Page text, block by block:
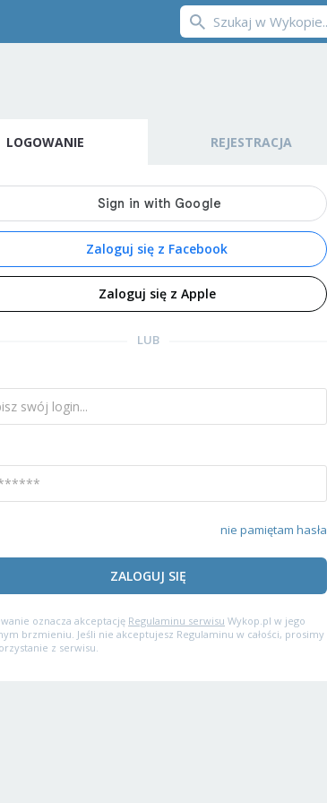
LOGOWANIE REJESTRACJA
Zaloguj się z Facebook
Zaloguj się z Apple
LUB
nie pamiętam hasła
ZALOGUJ SIĘ
oznacza akceptację Regulaminu serwisu Wykop.pl w jego
brzmieniu. Jeśli nie akceptujesz Regulaminu w całości, prosimy
z serwisu.